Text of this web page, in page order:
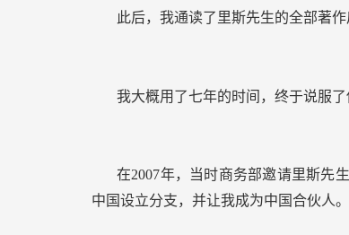
此后，我通读了里斯先生的全部著作
我大概用了七年的时间，终于说服
在2007年，当时商务部邀请里斯先
中国设立分支，并让我成为中国合伙人。